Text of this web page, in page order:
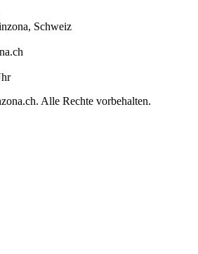
, Schweiz
Alle Rechte vorbehalten.